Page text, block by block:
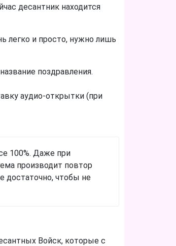
десантник находится
легко и просто, нужно лишь
поздравления.
аудио-открытки (при
100%. Даже при
производит повтор
достаточно, чтобы не
Войск, которые с